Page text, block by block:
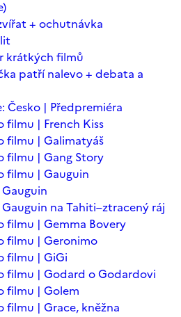
+ ochutnávka
krátkých filmů
patří nalevo + debata a
Česko | Předpremiéra
filmu | French Kiss
filmu | Galimatyáš
filmu | Gang Story
filmu | Gauguin
na Tahiti–ztracený ráj
filmu | Gemma Bovery
filmu | Geronimo
filmu | GiGi
filmu | Godard o Godardovi
filmu | Golem
filmu | Grace, kněžna